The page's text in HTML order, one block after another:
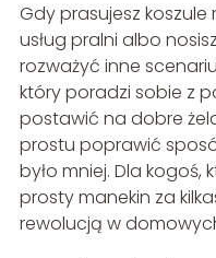
Gdy prasujesz koszule
usług pralni albo
rozważyć inne
który poradzi sobie z
postawić na dobre
prostu poprawić
było mniej. Dla
prosty manekin za
rewolucją w